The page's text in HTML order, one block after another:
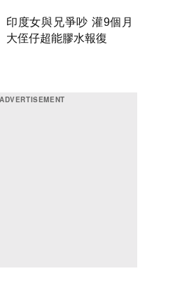
印度女與兄爭吵 灌9個月
大侄仔超能膠水報復